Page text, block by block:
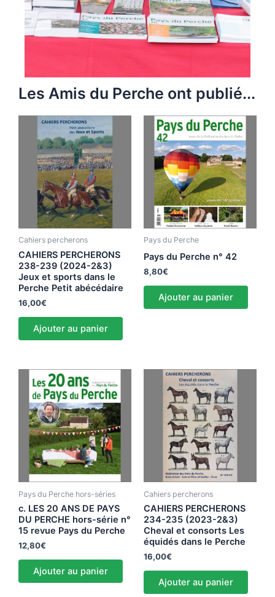
Les Amis du Perche ont publié...
Cahiers percherons
CAHIERS PERCHERONS
238-239 (2024-2&3)
Jeux et sports dans le
Perche Petit abécédaire
16,00€
Ajouter au panier
Pays du Perche
Pays du Perche n° 42
8,80€
Ajouter au panier
Pays du Perche hors-séries
c. LES 20 ANS DE PAYS
DU PERCHE hors-série n°
15 revue Pays du Perche
12,80€
Ajouter au panier
Cahiers percherons
CAHIERS PERCHERONS
234-235 (2023-2&3)
Cheval et consorts Les
équidés dans le Perche
16,00€
Ajouter au panier